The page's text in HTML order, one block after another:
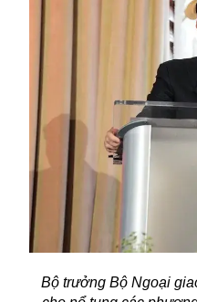
Bộ trưởng Bộ Ngoại